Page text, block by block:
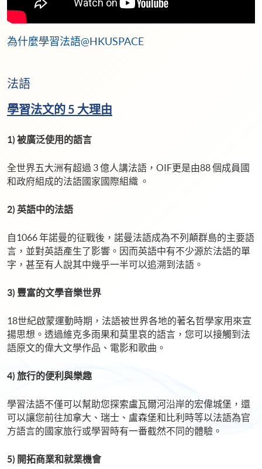
為什麼學習法語@HKUSPACE
法語
學習法文的 5 大理由
1) 被廣泛使用的語言
全世界五大洲有超過 3 億人講法語，OIF更是由88 個成員國
和政府組成的法語國家國際組織 。
2) 英語中的法語
自1066 年諾曼的征戰後，諾曼法語成為不列顛群島的主要語
言，並對英語產生了影響。因而英語中有不少源於法語的單
字，甚至有人說其中幾乎一半可以追溯到法語。
3) 豐富的文學音樂世界
18世紀啟蒙運動時期，法語被世界各地的著名哲學家用來宣
揚思想。透過維克多雨果和莫里哀的語言，您可以接觸到法
語原文的偉大文學作品、電影和歌曲。
4) 旅行的便利與樂趣
學習法語不僅可以幫助您探索盧瓦爾河沿岸的宏偉城堡，還
可以讓您前往加拿大、瑞士、盧森堡和比利時等以法語為官
方語言的國家旅行或學習時有一番截然不同的體驗。
5) 開拓商業和就業機會